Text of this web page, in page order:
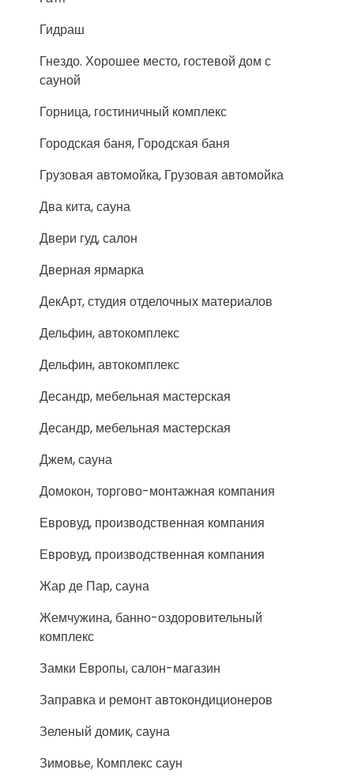
Гидраш
Гнездо. Хорошее место, гостевой дом с
сауной
Горница, гостиничный комплекс
Городская баня, Городская баня
Грузовая автомойка, Грузовая автомойка
Два кита, сауна
Двери гуд, салон
Дверная ярмарка
ДекАрт, студия отделочных материалов
Дельфин, автокомплекс
Дельфин, автокомплекс
Десандр, мебельная мастерская
Десандр, мебельная мастерская
Джем, сауна
Домокон, торгово-монтажная компания
Евровуд, производственная компания
Евровуд, производственная компания
Жар де Пар, сауна
Жемчужина, банно-оздоровительный
комплекс
Замки Европы, салон-магазин
Заправка и ремонт автокондиционеров
Зеленый домик, сауна
Зимовье, Комплекс саун